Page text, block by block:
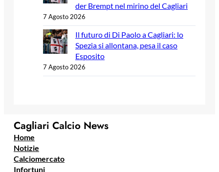
der Brempt nel mirino del Cagliari
7 Agosto 2026
Il futuro di Di Paolo a Cagliari: lo
Spezia si allontana, pesa il caso
Esposito
7 Agosto 2026
Cagliari Calcio News
Home
Notizie
Calciomercato
Infortuni